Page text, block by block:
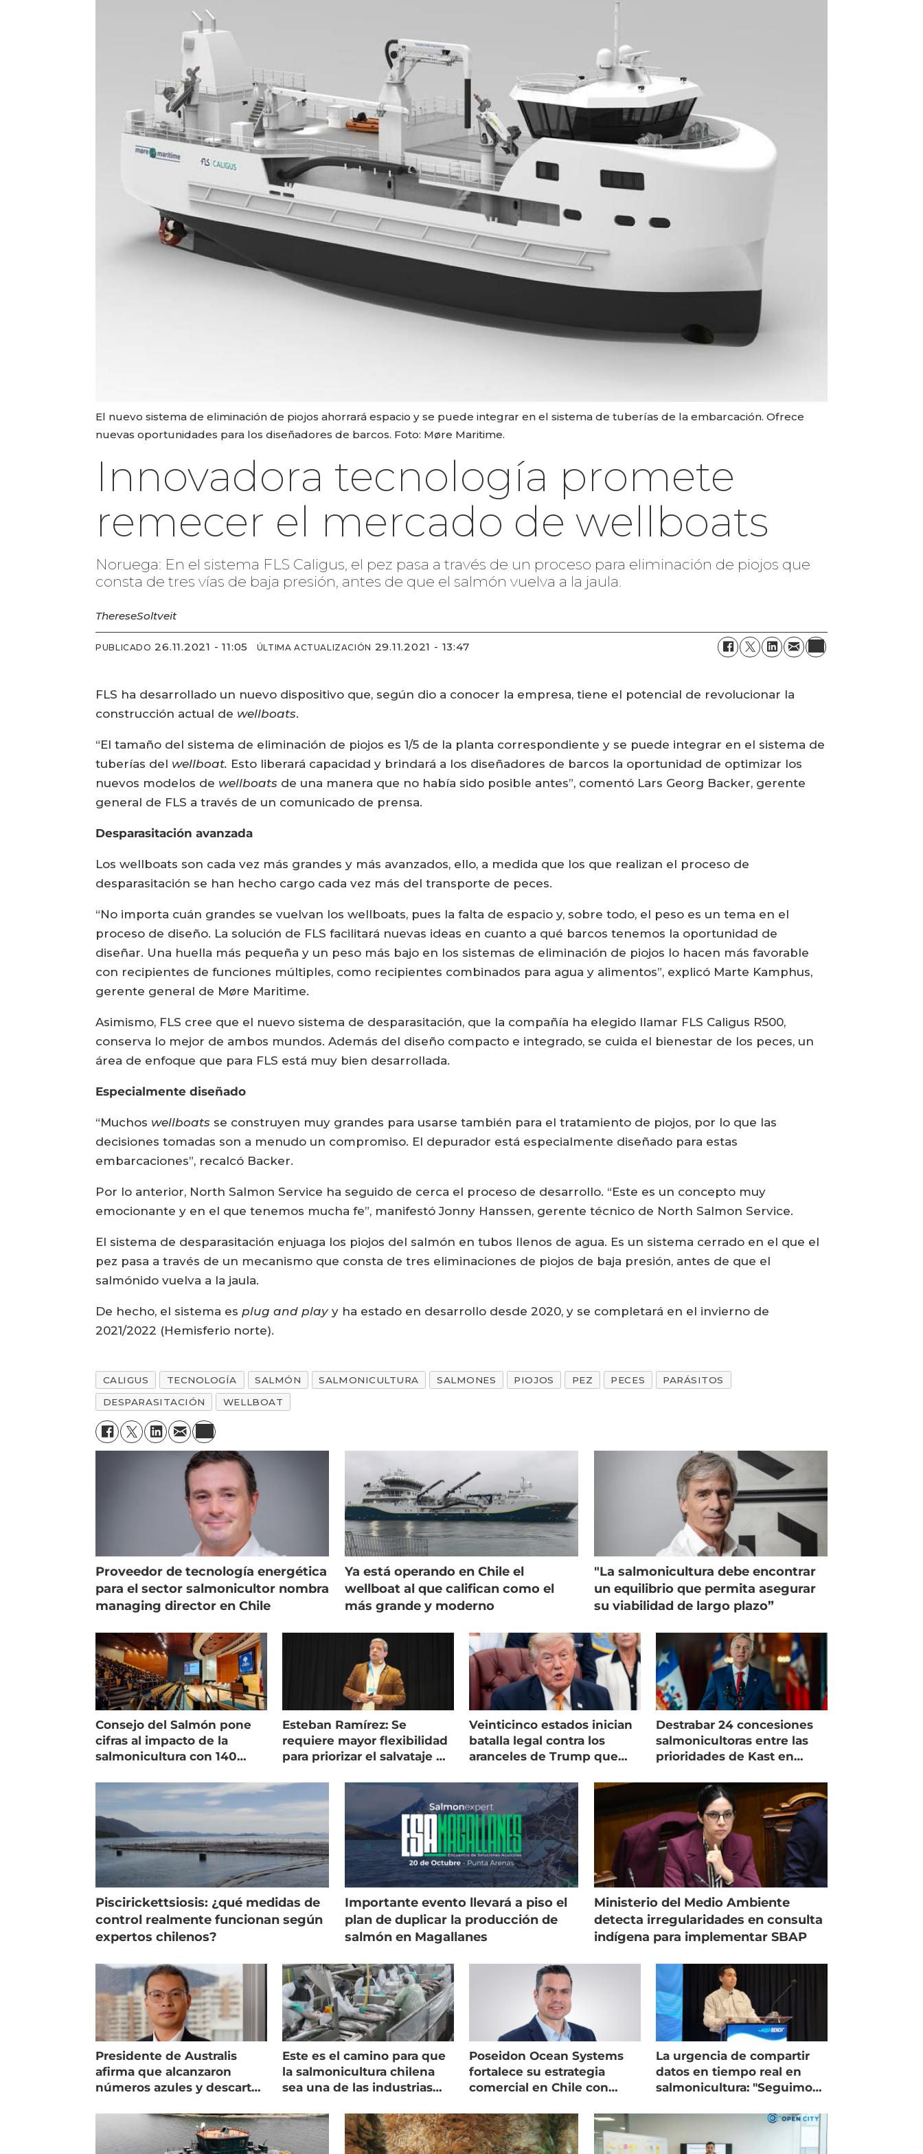
El nuevo sistema de eliminación de piojos ahorrará espacio y se puede integrar en el sistema de tuberías de la embarcación. Ofrece
nuevas oportunidades para los diseñadores de barcos. Foto: Møre Maritime.
Innovadora tecnología promete
remecer el mercado de wellboats
Noruega: En el sistema FLS Caligus, el pez pasa a través de un proceso para eliminación de piojos que
consta de tres vías de baja presión, antes de que el salmón vuelva a la jaula.
ThereseSoltveit
PUBLICADO 26.11.2021 - 11:05 ÚLTIMA ACTUALIZACIÓN 29.11.2021 - 13:47
FLS ha desarrollado un nuevo dispositivo que, según dio a conocer la empresa, tiene el potencial de revolucionar la
construcción actual de wellboats.
“El tamaño del sistema de eliminación de piojos es 1/5 de la planta correspondiente y se puede integrar en el sistema de
tuberías del wellboat. Esto liberará capacidad y brindará a los diseñadores de barcos la oportunidad de optimizar los
nuevos modelos de wellboats de una manera que no había sido posible antes”, comentó Lars Georg Backer, gerente
general de FLS a través de un comunicado de prensa.
Desparasitación avanzada
Los wellboats son cada vez más grandes y más avanzados, ello, a medida que los que realizan el proceso de
desparasitación se han hecho cargo cada vez más del transporte de peces.
“No importa cuán grandes se vuelvan los wellboats, pues la falta de espacio y, sobre todo, el peso es un tema en el
proceso de diseño. La solución de FLS facilitará nuevas ideas en cuanto a qué barcos tenemos la oportunidad de
diseñar. Una huella más pequeña y un peso más bajo en los sistemas de eliminación de piojos lo hacen más favorable
con recipientes de funciones múltiples, como recipientes combinados para agua y alimentos”, explicó Marte Kamphus,
gerente general de Møre Maritime.
Asimismo, FLS cree que el nuevo sistema de desparasitación, que la compañía ha elegido llamar FLS Caligus R500,
conserva lo mejor de ambos mundos. Además del diseño compacto e integrado, se cuida el bienestar de los peces, un
área de enfoque que para FLS está muy bien desarrollada.
Especialmente diseñado
“Muchos wellboats se construyen muy grandes para usarse también para el tratamiento de piojos, por lo que las
decisiones tomadas son a menudo un compromiso. El depurador está especialmente diseñado para estas
embarcaciones”, recalcó Backer.
Por lo anterior, North Salmon Service ha seguido de cerca el proceso de desarrollo. “Este es un concepto muy
emocionante y en el que tenemos mucha fe”, manifestó Jonny Hanssen, gerente técnico de North Salmon Service.
El sistema de desparasitación enjuaga los piojos del salmón en tubos llenos de agua. Es un sistema cerrado en el que el
pez pasa a través de un mecanismo que consta de tres eliminaciones de piojos de baja presión, antes de que el
salmónido vuelva a la jaula.
De hecho, el sistema esplug and playy ha estado en desarrollo desde 2020, y se completará en el invierno de
2021/2022 (Hemisferio norte).
CALIGUS TECNOLOGÍA SALMÓN SALMONICULTURA SALMONES PIOJOS PEZ PECES
PARÁSITOS
DESPARASITACIÓN
WELLBOAT
Proveedor de tecnología energética
para el sector salmonicultor nombra
managing director en Chile
Ya está operando en Chile el
wellboat al que califican como el
más grande y moderno
"La salmonicultura debe encontrar
un equilibrio que permita asegurar
su viabilidad de largo plazo”
Consejo del Salmón pone
cifras al impacto de la
salmonicultura con 140
Esteban Ramírez: Se
requiere mayor flexibilidad
para priorizar el salvataje de
Veinticinco estados inician
batalla legal contra los
aranceles de Trump que
Destrabar 24 concesiones
salmonicultoras entre las
prioridades de Kast en
Piscirickettsiosis: ¿qué medidas de
control realmente funcionan según
expertos chilenos?
Importante evento llevará a piso el
plan de duplicar la producción de
salmón en Magallanes
Ministerio del Medio Ambiente
detecta irregularidades en consulta
indígena para implementar SBAP
Presidente de Australis
afirma que alcanzaron
números azules y descarta
Este es el camino para que
la salmonicultura chilena
sea una de las industrias
Poseidon Ocean Systems
fortalece su estrategia
comercial en Chile con
La urgencia de compartir
datos en tiempo real en
salmonicultura: "Seguimos